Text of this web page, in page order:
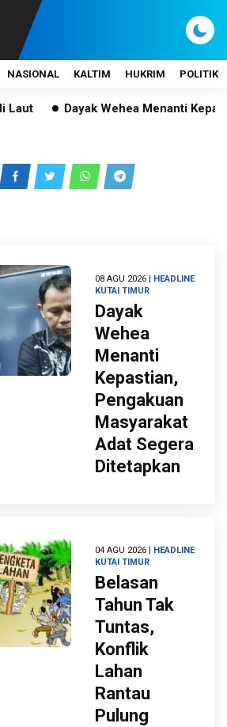
NASIONAL KALTIM HUKRIM POLITIK
Dayak Wehea Menanti Kepastian,
08 AGU 2026 | HEADLINE
KUTAI TIMUR
Dayak
Wehea
Menanti
Kepastian,
Pengakuan
Masyarakat
Adat Segera
Ditetapkan
04 AGU 2026 | HEADLINE
KUTAI TIMUR
Belasan
Tahun Tak
Tuntas,
Konflik
Lahan
Rantau
Pulung